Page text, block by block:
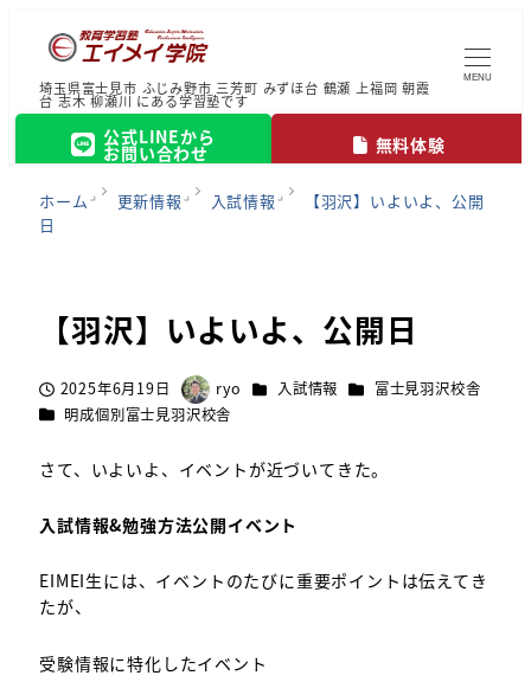
埼玉県富士見市 ふじみ野市 三芳町 みずほ台 鶴瀬 上福岡 朝霞
台 志木 柳瀬川 にある学習塾です
公式LINEから
お問い合わせ 無料体験
MENU
ホーム 更新情報 入試情報
【羽沢】いよいよ、公開
日
【羽沢】いよいよ、公開日
投稿日2025年6月19日
著
者
ryo カテゴリー
入試情報 カテゴリー
富士見羽沢校舎
カテゴリー
明成個別富士見羽沢校舎
さて、いよいよ、イベントが近づいてきた。
入試情報&勉強方法公開イベント
EIMEI生には、イベントのたびに重要ポイントは伝えてき
たが、
受験情報に特化したイベント